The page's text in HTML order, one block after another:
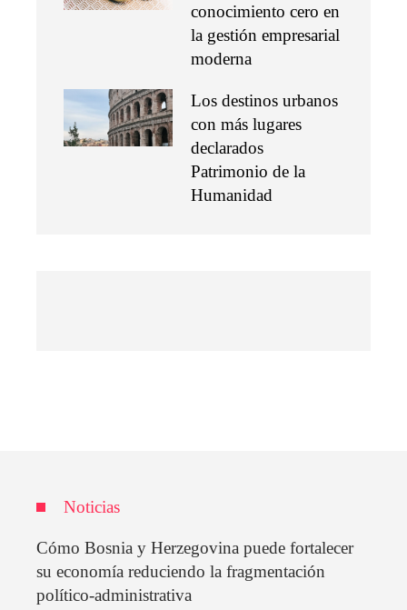
conocimiento cero en
la gestión empresarial
moderna
Los destinos urbanos
con más lugares
declarados
Patrimonio de la
Humanidad
Noticias
Cómo Bosnia y Herzegovina puede fortalecer
su economía reduciendo la fragmentación
político-administrativa